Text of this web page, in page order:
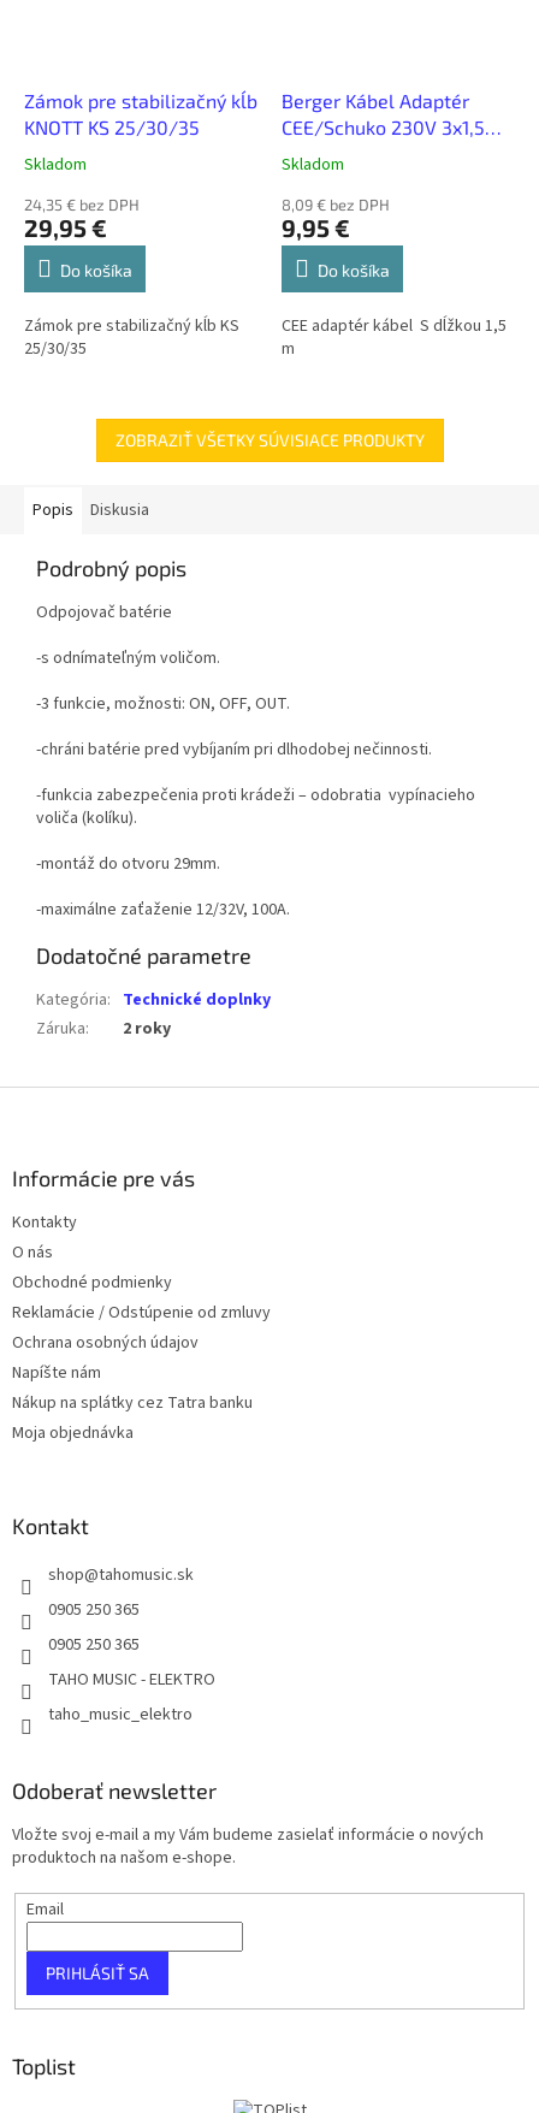
Zámok pre stabilizačný kĺb
KNOTT KS 25/30/35
Skladom
24,35 € bez DPH
29,95 €
Do košíka
Zámok pre stabilizačný kĺb KS
25/30/35
Berger Kábel Adaptér
CEE/Schuko 230V 3x1,5
mm 1,5m stĺp 668478
Skladom
8,09 € bez DPH
9,95 €
Do košíka
CEE adaptér kábel S dĺžkou 1,5
m
ZOBRAZIŤ VŠETKY SÚVISIACE PRODUKTY
Popis Diskusia
Podrobný popis
Odpojovač batérie
-s odnímateľným voličom.
-3 funkcie, možnosti: ON, OFF, OUT.
-chráni batérie pred vybíjaním pri dlhodobej nečinnosti.
-funkcia zabezpečenia proti krádeži – odobratia vypínacieho
voliča (kolíku).
-montáž do otvoru 29mm.
-maximálne zaťaženie 12/32V, 100A.
Dodatočné parametre
Kategória: Technické doplnky
Záruka: 2 roky
Informácie pre vás
Kontakty
O nás
Obchodné podmienky
Reklamácie / Odstúpenie od zmluvy
Ochrana osobných údajov
Napíšte nám
Nákup na splátky cez Tatra banku
Moja objednávka
Kontakt
shop@tahomusic.sk
0905 250 365
0905 250 365
TAHO MUSIC - ELEKTRO
taho_music_elektro
Odoberať newsletter
Vložte svoj e-mail a my Vám budeme zasielať informácie o nových
produktoch na našom e-shope.
Email
PRIHLÁSIŤ SA
Toplist